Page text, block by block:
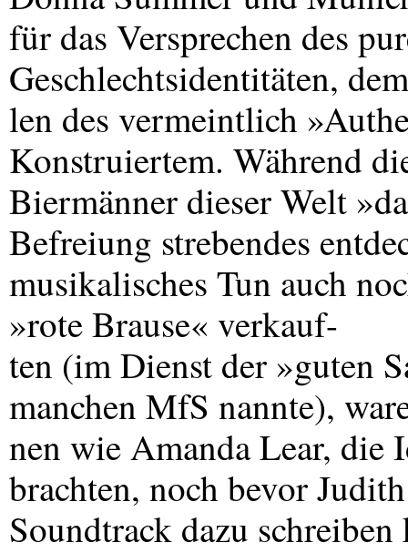
für das Versprechen des
Geschlechtsidentitäten,
len des vermeintlich
Konstruiertem. Während
Biermänner dieser Welt
Befreiung strebendes
musikalisches Tun auch
»rote Brause« verkauf-
ten (im Dienst der »guten
manchen MfS nannte),
nen wie Amanda Lear, die
brachten, noch bevor
Soundtrack dazu